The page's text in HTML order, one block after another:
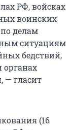
РФ, войсках
воинских
делам
ситуациям
бедствий,
органах
— гласит
(16